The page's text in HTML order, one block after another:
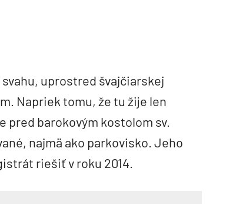
svahu, uprostred švajčiarskej
Napriek tomu, že tu žije len
pred barokovým kostolom sv.
najmä ako parkovisko. Jeho
riešiť v roku 2014.